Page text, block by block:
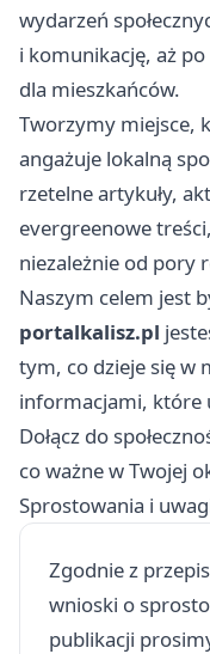
wydarzeń
i komunikację, aż
dla mieszkańców.
Tworzymy miejsce,
angażuje lokalną
rzetelne artykuły,
evergreenowe
niezależnie od pory
Naszym celem jest
portalkalisz.pl
tym, co dzieje się w
informacjami, które
Dołącz do
co ważne w Twojej
Sprostowania i
Zgodnie z
wnioski o
publikacji